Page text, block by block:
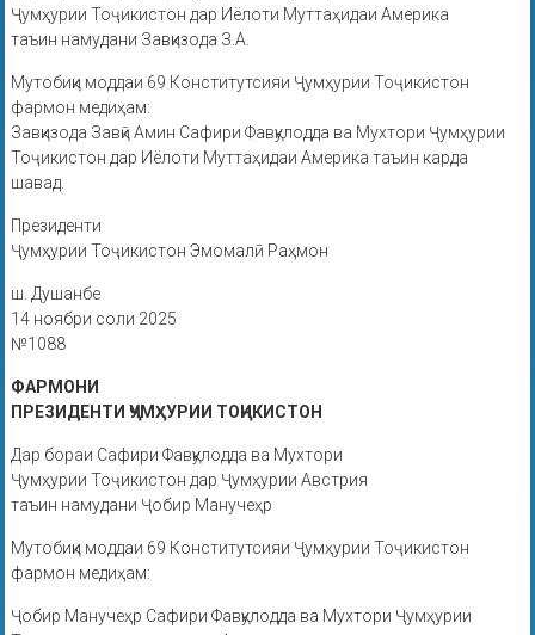
Ҷумҳурии Тоҷикистон дар Иёлоти Муттаҳидаи Америка
таъин намудани Завқизода З.А.
Мутобиқи моддаи 69 Конститутсияи Ҷумҳурии Тоҷикистон
фармон медиҳам:
Завқизода Завқӣ Амин Сафири Фавқулодда ва Мухтори Ҷумҳурии
Тоҷикистон дар Иёлоти Муттаҳидаи Америка таъин карда
шавад.
Президенти
Ҷумҳурии Тоҷикистон Эмомалӣ Раҳмон
ш. Душанбе
14 ноябри соли 2025
№1088
ФАРМОНИ
ПРЕЗИДЕНТИ ҶУМҲУРИИ ТОҶИКИСТОН
Дар бораи Сафири Фавқулодда ва Мухтори
Ҷумҳурии Тоҷикистон дар Ҷумҳурии Австрия
таъин намудани Ҷобир Манучеҳр
Мутобиқи моддаи 69 Конститутсияи Ҷумҳурии Тоҷикистон
фармон медиҳам:
Ҷобир Манучеҳр Сафири Фавқулодда ва Мухтори Ҷумҳурии